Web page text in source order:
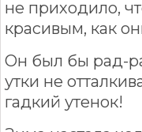
не приходило,
красивым, как
Он был бы рад-
утки не
гадкий утенок!